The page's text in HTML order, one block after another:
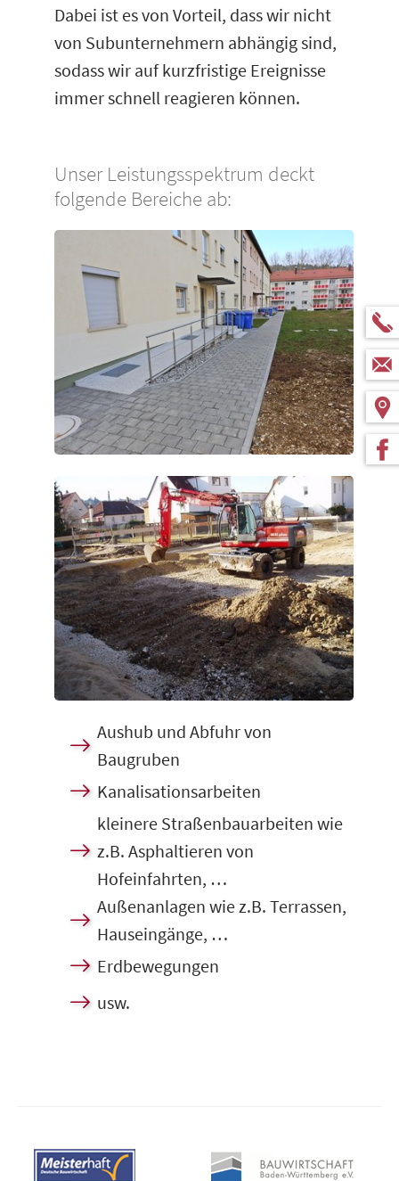
Dabei ist es von Vorteil, dass wir nicht
von Subunternehmern abhängig sind,
sodass wir auf kurzfristige Ereignisse
immer schnell reagieren können.
Unser Leistungsspektrum deckt
folgende Bereiche ab:
Aushub und Abfuhr von
Baugruben
Kanalisationsarbeiten
kleinere Straßenbauarbeiten wie
z.B. Asphaltieren von
Hofeinfahrten, …
Außenanlagen wie z.B. Terrassen,
Hauseingänge, …
Erdbewegungen
usw.